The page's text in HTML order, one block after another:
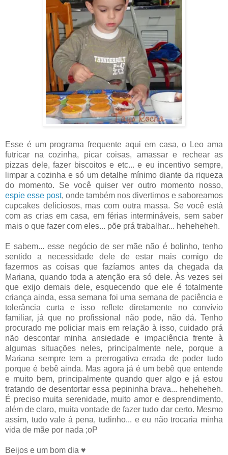
Esse é um programa frequente aqui em casa, o Leo ama
futricar na cozinha, picar coisas, amassar e rechear as
pizzas dele, fazer biscoitos e etc... e eu incentivo sempre,
limpar a cozinha e só um detalhe mínimo diante da riqueza
do momento. Se você quiser ver outro momento nosso,
espie esse post, onde também nos divertimos e saboreamos
cupcakes deliciosos, mas com outra massa. Se você está
com as crias em casa, em férias intermináveis, sem saber
mais o que fazer com eles... põe prá trabalhar... heheheheh.
E sabem... esse negócio de ser mãe não é bolinho, tenho
sentido a necessidade dele de estar mais comigo de
fazermos as coisas que fazíamos antes da chegada da
Mariana, quando toda a atenção era só dele. Às vezes sei
que exijo demais dele, esquecendo que ele é totalmente
criança ainda, essa semana foi uma semana de paciência e
tolerância curta e isso reflete diretamente no convívio
familiar, já que no profissional não pode, não dá. Tenho
procurado me policiar mais em relação à isso, cuidado prá
não descontar minha ansiedade e impaciência frente à
algumas situações neles, principalmente nele, porque a
Mariana sempre tem a prerrogativa errada de poder tudo
porque é bebê ainda. Mas agora já é um bebê que entende
e muito bem, principalmente quando quer algo e já estou
tratando de desentortar essa pepininha brava... heheheheh.
É preciso muita serenidade, muito amor e desprendimento,
além de claro, muita vontade de fazer tudo dar certo. Mesmo
assim, tudo vale à pena, tudinho... e eu não trocaria minha
vida de mãe por nada ;oP
Beijos e um bom dia ♥